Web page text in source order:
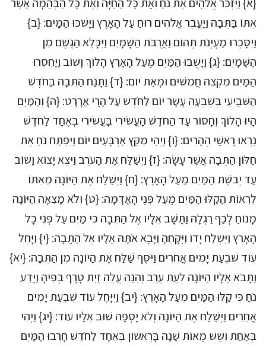
אִתּוֹ בַּתֵּבָה וַיַּעֲבֵר אֱלֹהִים רוּחַ עַל הָאָרֶץ וַיָּשֹׁכּוּ הַמָּיִם: {ב}
וַיִּסָּכְרוּ מַעְיְנֹת תְּהוֹם וַאֲרֻבֹּת הַשָּׁמָיִם וַיִּכָּלֵא הַגֶּשֶׁם מִן
הַשָּׁמָיִם: {ג} וַיָּשֻׁבוּ הַמַּיִם מֵעַל הָאָרֶץ הָלוֹךְ וָשׁוֹב וַיַּחְסְרוּ
הַמַּיִם מִקְצֵה חֲמִשִּׁים וּמְאַת יוֹם: {ד} וַתָּנַח הַתֵּבָה בַּחֹדֶשׁ
הַשְּׁבִיעִי בְּשִׁבְעָה עָשָׂר יוֹם לַחֹדֶשׁ עַל הָרֵי אֲרָרָט: {ה} וְהַמַּיִם
הָיוּ הָלוֹךְ וְחָסוֹר עַד הַחֹדֶשׁ הָעֲשִׂירִי בָּעֲשִׂירִי בְּאֶחָד לַחֹדֶשׁ
נִרְאוּ רָאשֵׁי הֶהָרִים: {ו} וַיְהִי מִקֵּץ אַרְבָּעִים יוֹם וַיִּפְתַּח נֹחַ אֶת
חַלּוֹן הַתֵּבָה אֲשֶׁר עָשָׂה: {ז} וַיְשַׁלַּח אֶת הָעֹרֵב וַיֵּצֵא יָצוֹא וָשׁוֹב
עַד יְבשֶׁת הַמַּיִם מֵעַל הָאָרֶץ: {ח} וַיְשַׁלַּח אֶת הַיּוֹנָה מֵאִתּוֹ
לִרְאוֹת הֲקַלּוּ הַמַּיִם מֵעַל פְּנֵי הָאֲדָמָה: {ט} וְלֹא מָצְאָה הַיּוֹנָה
מָנוֹחַ לְכַף רַגְלָהּ וַתָּשָׁב אֵלָיו אֶל הַתֵּבָה כִּי מַיִם עַל פְּנֵי כָל
הָאָרֶץ וַיִּשְׁלַח יָדוֹ וַיִּקָּחֶהָ וַיָּבֵא אֹתָהּ אֵלָיו אֶל הַתֵּבָה: {י} וַיָּחֶל
עוֹד שִׁבְעַת יָמִים אֲחֵרִים וַיֹּסֶף שַׁלַּח אֶת הַיּוֹנָה מִן הַתֵּבָה: {יא}
וַתָּבֹא אֵלָיו הַיּוֹנָה לְעֵת עֶרֶב וְהִנֵּה עֲלֵה זַיִת טָרָף בְּפִיהָ וַיֵּדַע
נֹחַ כִּי קַלּוּ הַמַּיִם מֵעַל הָאָרֶץ: {יב} וַיִּיָּחֶל עוֹד שִׁבְעַת יָמִים
אֲחֵרִים וַיְשַׁלַּח אֶת הַיּוֹנָה וְלֹא יָסְפָה שׁוּב אֵלָיו עוֹד: {יג} וַיְהִי
בְּאַחַת וְשֵׁשׁ מֵאוֹת שָׁנָה בָּרִאשׁוֹן בְּאֶחָד לַחֹדֶשׁ חָרְבוּ הַמַּיִם